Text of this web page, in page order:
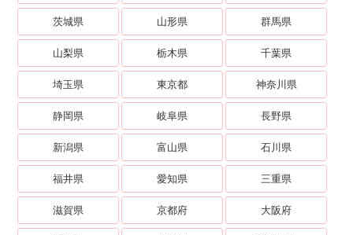
茨城県 山形県 群馬県
山梨県 栃木県 千葉県
埼玉県 東京都 神奈川県
静岡県 岐阜県 長野県
新潟県 富山県 石川県
福井県 愛知県 三重県
滋賀県 京都府 大阪府